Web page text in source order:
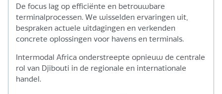
De focus lag op efficiënte en betrouwbare
terminalprocessen. We wisselden ervaringen uit,
bespraken actuele uitdagingen en verkenden
concrete oplossingen voor havens en terminals.
Intermodal Africa onderstreepte opnieuw de centrale
rol van Djibouti in de regionale en internationale
handel.